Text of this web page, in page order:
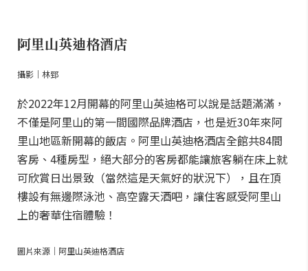
阿里山英迪格酒店
攝影｜林郅
於2022年12月開幕的阿里山英迪格可以說是話題滿滿，
不僅是阿里山的第一間國際品牌酒店，也是近30年來阿
里山地區新開幕的飯店。阿里山英迪格酒店全館共84間
客房、4種房型，絕大部分的客房都能讓旅客躺在床上就
可欣賞日出景致（當然這是天氣好的狀況下），且在頂
樓設有無邊際泳池、高空露天酒吧，讓住客感受阿里山
上的奢華住宿體驗！
圖片來源｜阿里山英迪格酒店